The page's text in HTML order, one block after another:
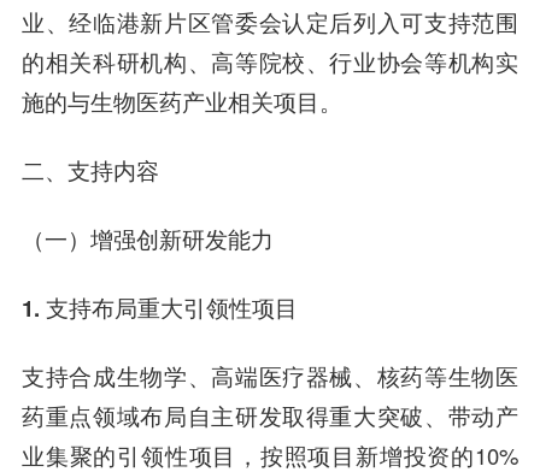
业、经临港新片区管委会认定后列入可支持范围
的相关科研机构、高等院校、行业协会等机构实
施的与生物医药产业相关项目。
二、支持内容
（一）增强创新研发能力
1. 支持布局重大引领性项目
支持合成生物学、高端医疗器械、核药等生物医
药重点领域布局自主研发取得重大突破、带动产
业集聚的引领性项目，按照项目新增投资的10%